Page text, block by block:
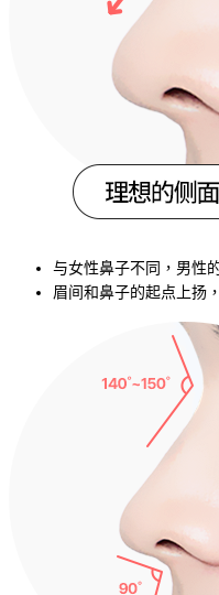
与女性鼻子不同，男性
眉间和鼻子的起点上扬